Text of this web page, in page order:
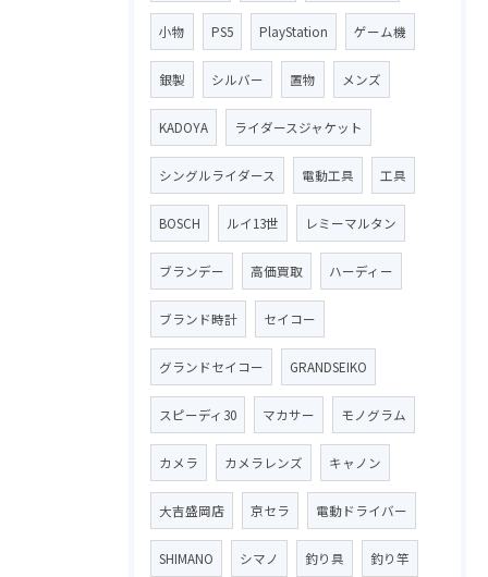
小物 PS5 PlayStation ゲーム機
銀製 シルバー 置物 メンズ
KADOYA ライダースジャケット
シングルライダース 電動工具 工具
BOSCH ルイ13世 レミーマルタン
ブランデー 高価買取 ハーディー
ブランド時計 セイコー
グランドセイコー GRANDSEIKO
スピーディ30 マカサー モノグラム
カメラ カメラレンズ キャノン
大吉盛岡店 京セラ 電動ドライバー
SHIMANO シマノ 釣り具 釣り竿